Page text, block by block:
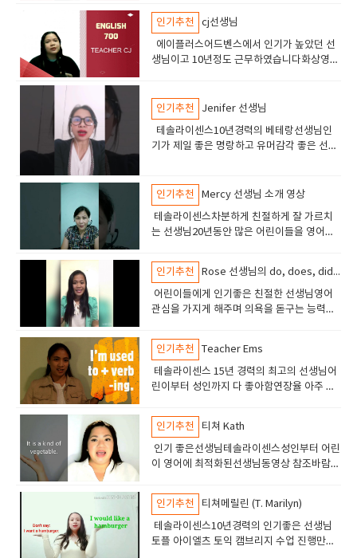
인기추천
cj선생님
에이플러스어드벤스에서 인기가 높았던 선
생님이고 10년정도 근무하였습니다화상영어
입니다토플스피킹 라이팅아이엘츠 스피킹
sat 수업오픽수업 실력이 아주 좋은 선생님
인기추천
Jenifer 선생님
테솔라이센스10년경력의 베테랑선생님인
기가 제일 좋은 명랑하고 유머감각 좋은 선생
인기추천
Mercy 선생님 소개 영상
테솔라이센스차분하게 친절하게 잘 가르치
는 선생님20년동안 많은 어린이들을 영어능
를 넣어주는 선생님최고 실력 최고 인성의 선
생님
인기추천
Rose 선생님의 do, does, did 차이점 강좌
어린이들에게 인기좋은 친절한 선생님영어
관심을 가지게 해주며 의욕을 돋구는 능력이
생님입니다.
인기추천
Teacher Ems
테솔라이센스 15년 경력의 최고의 선생님어
린이부터 성인까지 다 좋아함연장율 아주 높
면 아 역시 잉글리쉬700 선생이라고 판단할
것임.
인기추천
티쳐 Kath
인기 좋은선생님테솔라이센스성인부터 어린
이 영어에 최적화된선생님동영상 참조바람만
선생님
인기추천
티쳐메릴린 (T. Marilyn)
테솔라이센스10년경력의 인기좋은 선생님
토플 아이엘츠 토익 캠브리지 수업 진행만족